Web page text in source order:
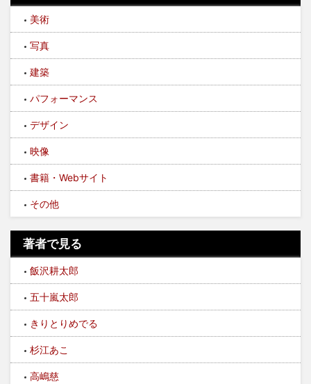
美術
写真
建築
パフォーマンス
デザイン
映像
書籍・Webサイト
その他
著者で見る
飯沢耕太郎
五十嵐太郎
きりとりめでる
杉江あこ
高嶋慈